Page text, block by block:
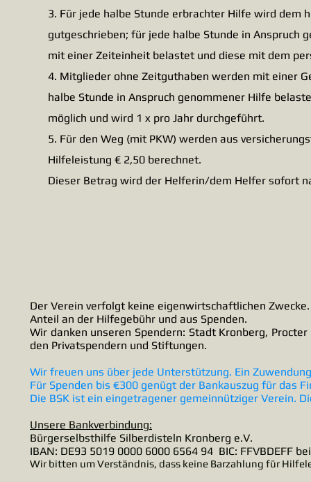
3. Für jede halbe Stunde erbrachter Hilfe wird dem
gutgeschrieben; für jede halbe Stunde in Anspruch
mit einer Zeiteinheit belastet und diese mit dem
4. Mitglieder ohne Zeitguthaben werden mit einer
halbe Stunde in Anspruch genommener Hilfe
möglich und wird 1 x pro Jahr durchgeführt.
5. Für den Weg (mit PKW) werden aus
Hilfeleistung € 2,50 berechnet.
Dieser Betrag wird der Helferin/dem Helfer sofort
Der Verein verfolgt keine eigenwirtschaftlichen
Anteil an der Hilfegebühr und aus Spenden.
Wir danken unseren Spendern: Stadt Kronberg,
den Privatspendern und Stiftungen.
Wir freuen uns über jede Unterstützung. Ein
Für Spenden bis €300 genügt der Bankauszug für das
Die BSK ist ein eingetragener gemeinnütziger Verein.
Unsere Bankverbindung:
Bürgerselbsthilfe Silberdisteln Kronberg e.V.
IBAN: DE93 5019 0000 6000 6564 94 BIC: FFVBDEFF
Wir bitten um Verständnis, dass keine Barzahlung für